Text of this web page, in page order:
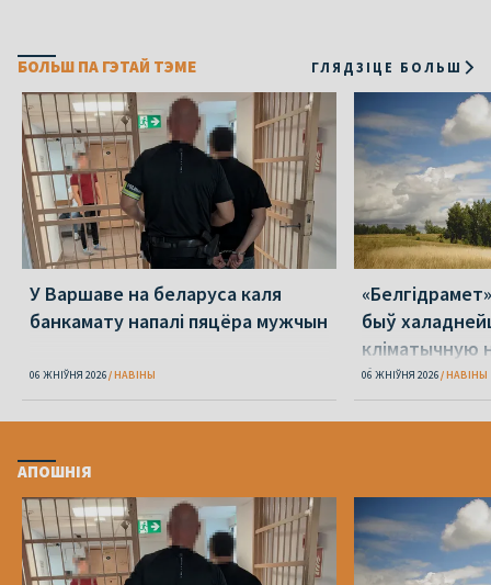
БОЛЬШ ПА ГЭТАЙ ТЭМЕ ГЛЯДЗІЦЕ БОЛЬШ
У Варшаве на беларуса каля
банкамату напалі пяцёра мужчын
06 ЖНІЎНЯ 2026 НАВІНЫ
быў
кліматычную
будзе +40 °С
06 ЖНІЎНЯ 2026 НАВІНЫ
АПОШНІЯ